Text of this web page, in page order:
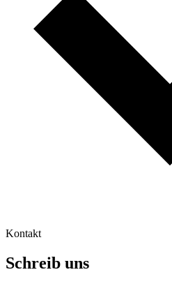
Kontakt
Schreib uns